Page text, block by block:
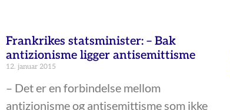
Frankrikes statsminister: – Bak
antizionisme ligger antisemittisme
12. januar 2015
– Det er en forbindelse mellom
antizionisme og antisemittisme som ikke